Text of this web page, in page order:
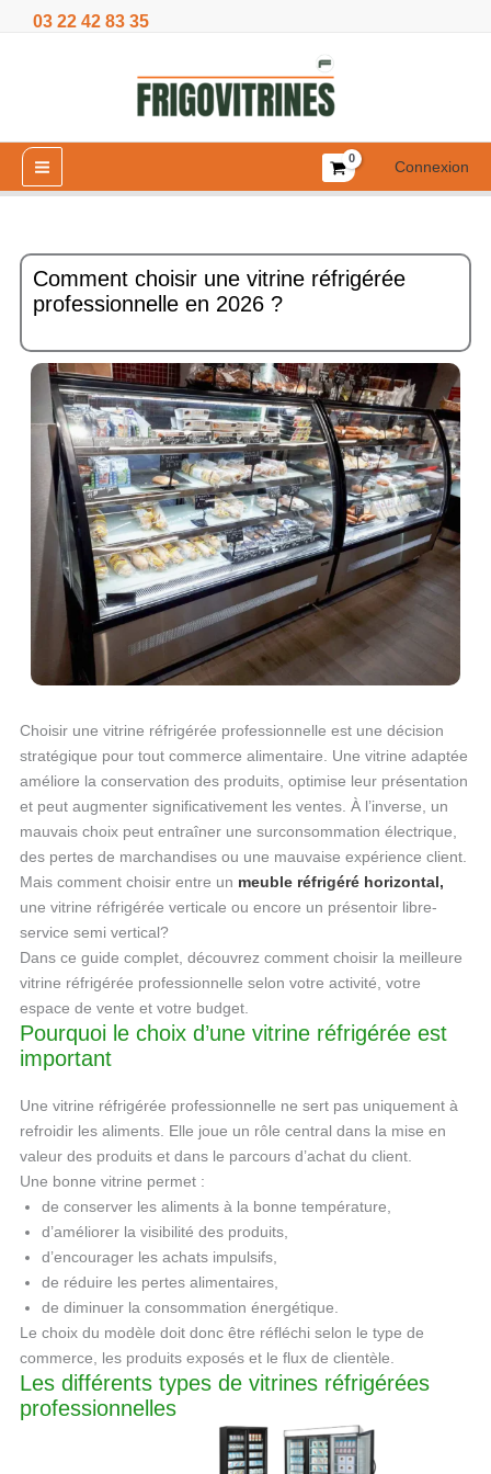
03 22 42 83 35
Connexion
Comment choisir une vitrine réfrigérée
professionnelle en 2026 ?
Choisir une vitrine réfrigérée professionnelle est une décision
stratégique pour tout commerce alimentaire. Une vitrine adaptée
améliore la conservation des produits, optimise leur présentation
et peut augmenter significativement les ventes. À l’inverse, un
mauvais choix peut entraîner une surconsommation électrique,
des pertes de marchandises ou une mauvaise expérience client.
Mais comment choisir entre un meuble réfrigéré horizontal,
une vitrine réfrigérée verticale ou encore un présentoir libre-
service semi vertical?
Dans ce guide complet, découvrez comment choisir la meilleure
vitrine réfrigérée professionnelle selon votre activité, votre
espace de vente et votre budget.
Pourquoi le choix d’une vitrine réfrigérée est
important
Une vitrine réfrigérée professionnelle ne sert pas uniquement à
refroidir les aliments. Elle joue un rôle central dans la mise en
valeur des produits et dans le parcours d’achat du client.
Une bonne vitrine permet :
de conserver les aliments à la bonne température,
d’améliorer la visibilité des produits,
d’encourager les achats impulsifs,
de réduire les pertes alimentaires,
de diminuer la consommation énergétique.
Le choix du modèle doit donc être réfléchi selon le type de
commerce, les produits exposés et le flux de clientèle.
Les différents types de vitrines réfrigérées
professionnelles